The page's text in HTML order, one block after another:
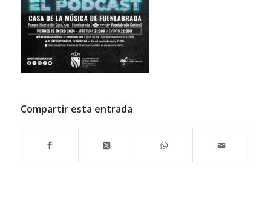
Compartir esta entrada